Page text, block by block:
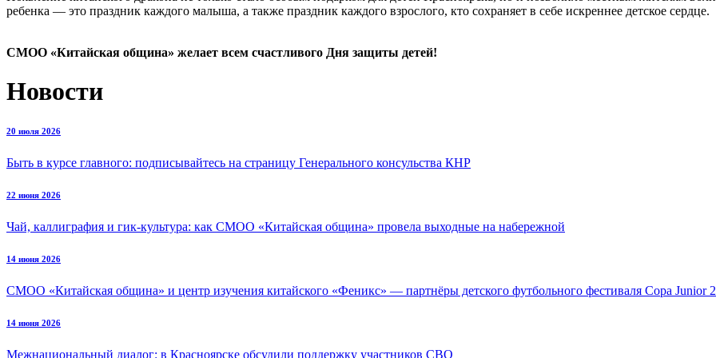
ребенка — это праздник каждого малыша, а также праздник каждого взрослого, кто сохраняет в себе искреннее детское сердце.
СМОО «Китайская община» желает всем счастливого Дня защиты детей!
Новости
20 июля 2026
Быть в курсе главного: подписывайтесь на страницу Генерального консульства КНР
22 июня 2026
Чай, каллиграфия и гик-культура: как СМОО «Китайская община» провела выходные на набережной
14 июня 2026
СМОО «Китайская община» и центр изучения китайского «Феникс» — партнёры детского футбольного фестиваля Copa Junior
14 июня 2026
Межнациональный диалог: в Красноярске обсудили поддержку участников СВО